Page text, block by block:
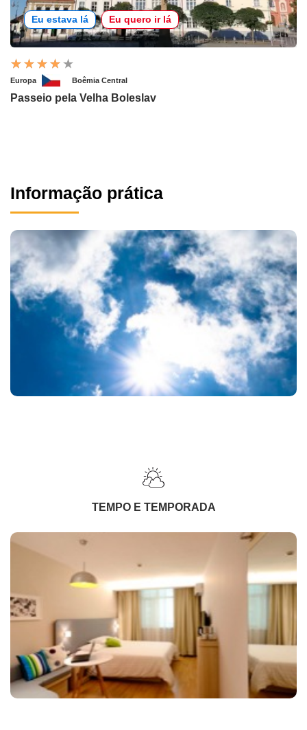
Eu estava lá Eu quero ir lá
Europa Boêmia Central
Passeio pela Velha Boleslav
Informação prática
TEMPO E TEMPORADA